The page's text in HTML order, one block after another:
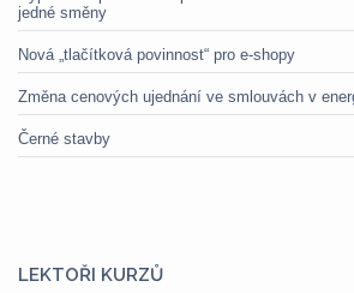
jedné směny
Nová „tlačítková povinnost“ pro e-shopy
Změna cenových ujednání ve smlouvách v
Černé stavby
LEKTOŘI KURZŮ